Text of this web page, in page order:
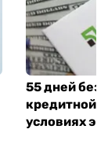
55 дней без
кредитной
условиях